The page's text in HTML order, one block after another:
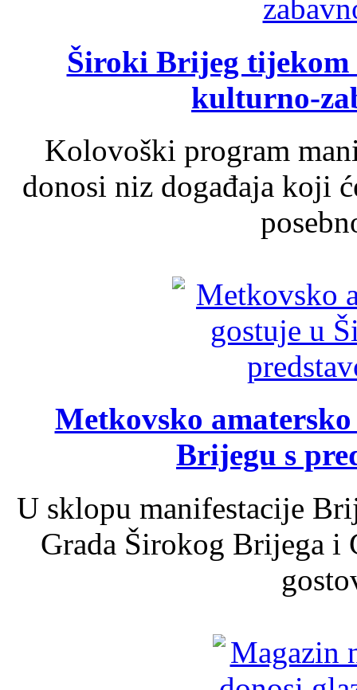
Široki Brijeg tijekom
kulturno-
Kolovoški program
donosi niz događaja koji
Metkovsko
Brijegu s
U sklopu manifestacije
Grada Širokog Brijega